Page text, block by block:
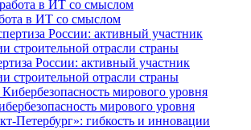
в ИТ со смыслом
России: активный участник
строительной отрасли страны
мирового уровня